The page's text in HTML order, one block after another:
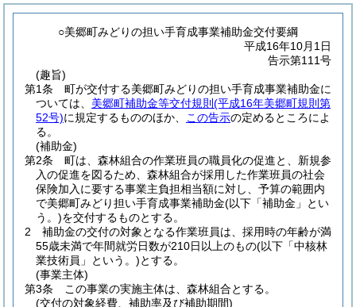
○美郷町みどりの担い手育成事業補助金交付要綱
平成16年10月1日
告示第111号
(趣旨)
第1条
町が交付する美郷町みどりの担い手育成事業補助金に
ついては、 美郷町補助金等交付規則 (平成16年美郷町規則第
52号)に規定するもののほか、 この告示の定めるところによ
る。
(補助金)
第2条
町は、森林組合の作業班員の職員化の促進と、新規参
入の促進を図るため、森林組合が採用した作業班員の社会
保険加入に要する事業主負担相当額に対し、予算の範囲内
で美郷町みどり担い手育成事業補助金(以下「補助金」とい
う。)を交付するものとする。
2
補助金の交付の対象となる作業班員は、採用時の年齢が満
55歳未満で年間就労日数が210日以上のもの(以下「中核林
業技術員」という。)とする。
(事業主体)
第3条
この事業の実施主体は、森林組合とする。
(交付の対象経費、補助率及び補助期間)